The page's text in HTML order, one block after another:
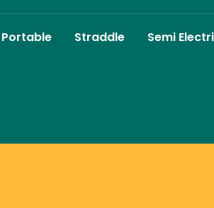
Portable Straddle Semi